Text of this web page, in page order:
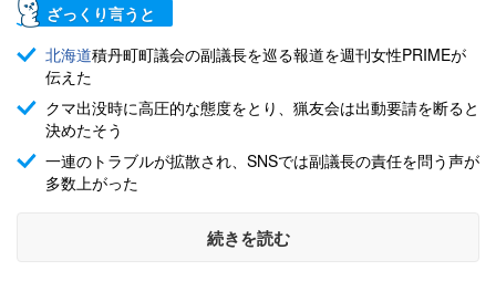
ざっくり言うと
北海道積丹町町議会の副議長を巡る報道を週刊女性PRIMEが
伝えた
クマ出没時に高圧的な態度をとり、猟友会は出動要請を断ると
決めたそう
一連のトラブルが拡散され、SNSでは副議長の責任を問う声が
多数上がった
続きを読む